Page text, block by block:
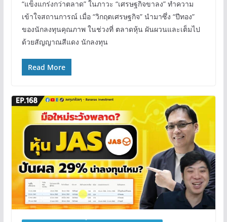
“แข็งแกร่งกว่าตลาด” ในภาวะ “เศรษฐกิจขาลง” ทำความ
เข้าใจสถานการณ์ เมื่อ “วิกฤตเศรษฐกิจ” นำมาซึ่ง “ปีทอง”
ของนักลงทุนคุณภาพ ในช่วงที่ ตลาดหุ้น ผันผวนและเต็มไป
ด้วยสัญญาณสีแดง นักลงทุน
Read More